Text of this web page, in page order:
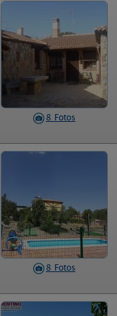
8 Fotos
8 Fotos